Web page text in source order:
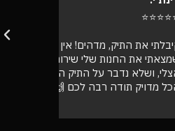
מדהים! אין ספק
שלי שירות מעל הכל
על התיק המעלף הזה.
רבה לכם 🙌❤️
אספתי